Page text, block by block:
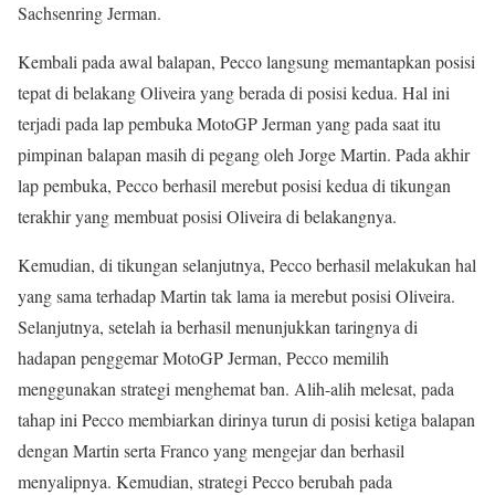
Sachsenring Jerman.
Kembali pada awal balapan, Pecco langsung memantapkan posisi
tepat di belakang Oliveira yang berada di posisi kedua. Hal ini
terjadi pada lap pembuka MotoGP Jerman yang pada saat itu
pimpinan balapan masih di pegang oleh Jorge Martin. Pada akhir
lap pembuka, Pecco berhasil merebut posisi kedua di tikungan
terakhir yang membuat posisi Oliveira di belakangnya.
Kemudian, di tikungan selanjutnya, Pecco berhasil melakukan hal
yang sama terhadap Martin tak lama ia merebut posisi Oliveira.
Selanjutnya, setelah ia berhasil menunjukkan taringnya di
hadapan penggemar MotoGP Jerman, Pecco memilih
menggunakan strategi menghemat ban. Alih-alih melesat, pada
tahap ini Pecco membiarkan dirinya turun di posisi ketiga balapan
dengan Martin serta Franco yang mengejar dan berhasil
menyalipnya. Kemudian, strategi Pecco berubah pada